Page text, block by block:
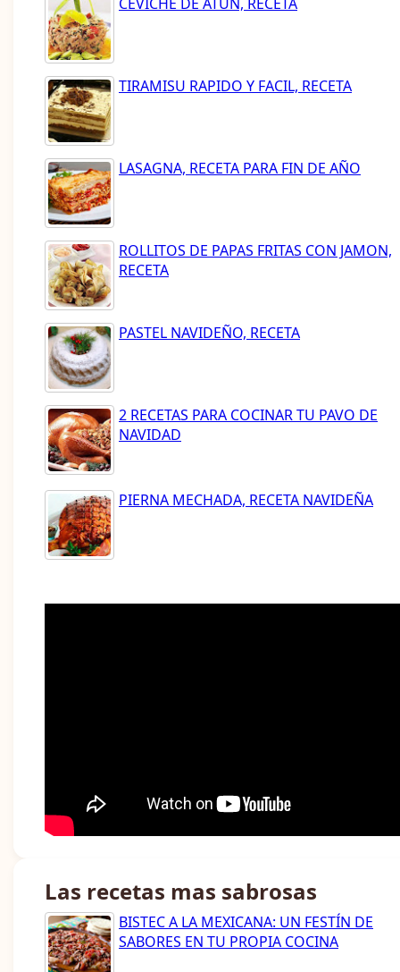
TIRAMISU RAPIDO Y FACIL, RECETA
LASAGNA, RECETA PARA FIN DE AÑO
ROLLITOS DE PAPAS FRITAS CON JAMON,
RECETA
PASTEL NAVIDEÑO, RECETA
2 RECETAS PARA COCINAR TU PAVO DE
NAVIDAD
PIERNA MECHADA, RECETA NAVIDEÑA
Las recetas mas sabrosas
BISTEC A LA MEXICANA: UN FESTÍN DE
SABORES EN TU PROPIA COCINA